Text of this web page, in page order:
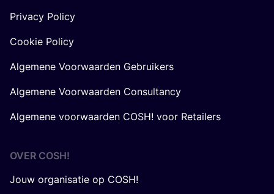
Privacy Policy
Cookie Policy
Algemene Voorwaarden Gebruikers
Algemene Voorwaarden Consultancy
Algemene voorwaarden COSH! voor Retailers
OVER COSH!
Jouw organisatie op COSH!